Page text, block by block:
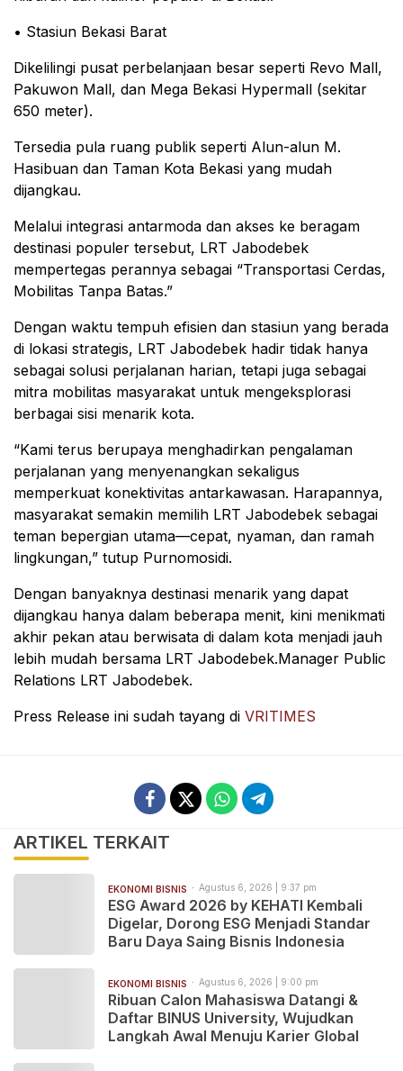
• Stasiun Bekasi Barat
Dikelilingi pusat perbelanjaan besar seperti Revo Mall,
Pakuwon Mall, dan Mega Bekasi Hypermall (sekitar
650 meter).
Tersedia pula ruang publik seperti Alun-alun M.
Hasibuan dan Taman Kota Bekasi yang mudah
dijangkau.
Melalui integrasi antarmoda dan akses ke beragam
destinasi populer tersebut, LRT Jabodebek
mempertegas perannya sebagai “Transportasi Cerdas,
Mobilitas Tanpa Batas.”
Dengan waktu tempuh efisien dan stasiun yang berada
di lokasi strategis, LRT Jabodebek hadir tidak hanya
sebagai solusi perjalanan harian, tetapi juga sebagai
mitra mobilitas masyarakat untuk mengeksplorasi
berbagai sisi menarik kota.
“Kami terus berupaya menghadirkan pengalaman
perjalanan yang menyenangkan sekaligus
memperkuat konektivitas antarkawasan. Harapannya,
masyarakat semakin memilih LRT Jabodebek sebagai
teman bepergian utama—cepat, nyaman, dan ramah
lingkungan,” tutup Purnomosidi.
Dengan banyaknya destinasi menarik yang dapat
dijangkau hanya dalam beberapa menit, kini menikmati
akhir pekan atau berwisata di dalam kota menjadi jauh
lebih mudah bersama LRT Jabodebek.Manager Public
Relations LRT Jabodebek.
Press Release ini sudah tayang di VRITIMES
ARTIKEL TERKAIT
EKONOMI BISNIS Agustus 6, 2026 | 9:37 pm
ESG Award 2026 by KEHATI Kembali
Digelar, Dorong ESG Menjadi Standar
Baru Daya Saing Bisnis Indonesia
EKONOMI BISNIS Agustus 6, 2026 | 9:00 pm
Ribuan Calon Mahasiswa Datangi &
Daftar BINUS University, Wujudkan
Langkah Awal Menuju Karier Global